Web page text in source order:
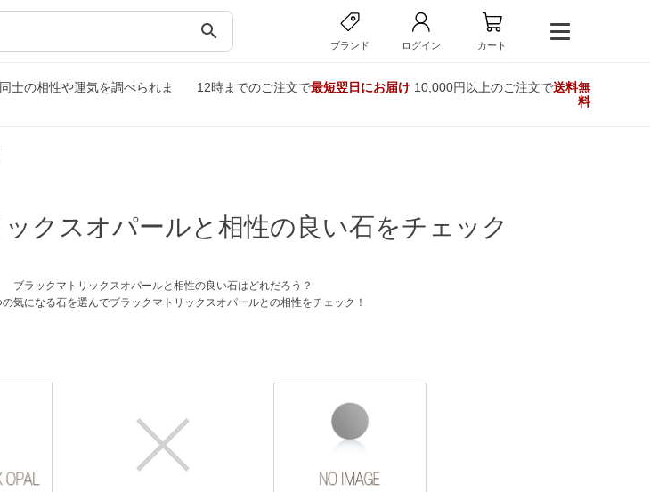
search
ブランド ログイン カート
士の相性や運気を調べられま
12時までのご注文で最短翌日にお届け10,000円以上のご注文で送料無
料
クスオパールと相性の良い石をチェック
ブラックマトリックスオパールと相性の良い石はどれだろう？
の気になる石を選んでブラックマトリックスオパールとの相性をチェック！